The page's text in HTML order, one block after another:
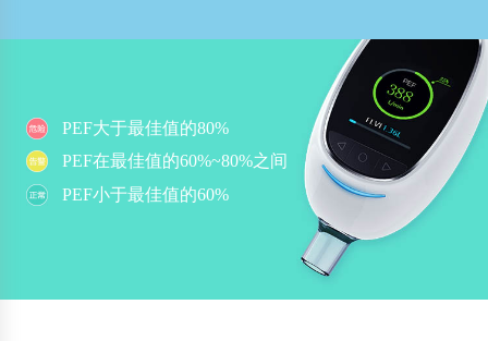
PEF大于最佳值的80%
PEF在最佳值的60%~80%之间
PEF小于最佳值的60%